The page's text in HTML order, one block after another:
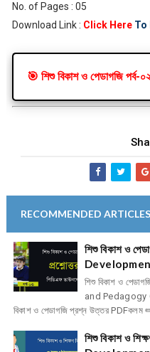
No. of Pages : 05
Download Link : Click HereTo
🎯 শিশু বিকাশ ও পেডাগজি পর্ব-
RECOMMENDED ARTICLES
শিশু বিকাশ ও
শিশু বিকাশ ও
and Pedagogy
বিকাশ ও পেডাগজি প্রশ্ন উত্তর PDFকলম
শিশু বিকাশ ও